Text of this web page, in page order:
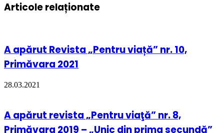
Articole relaționate
A apărut Revista „Pentru viață” nr. 10,
Primăvara 2021
28.03.2021
A apărut revista „Pentru viaţă” nr. 8,
Primăvara 2019 – „Unic din prima secundă”